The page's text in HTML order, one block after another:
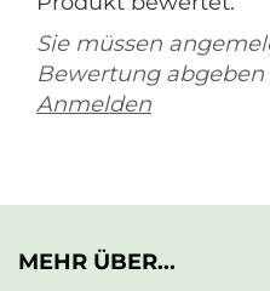
Sie müssen
Bewertung abgeben
Anmelden
MEHR ÜBER...